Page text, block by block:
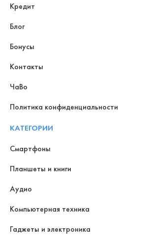
Кредит
Блог
Бонусы
Контакты
ЧаВо
Политика конфиденциальности
КАТЕГОРИИ
Смартфоны
Планшеты и книги
Аудио
Компьютерная техника
Гаджеты и электроника